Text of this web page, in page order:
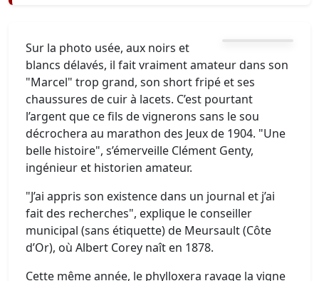
Sur la photo usée, aux noirs et
blancs délavés, il fait vraiment amateur dans son
"Marcel" trop grand, son short fripé et ses
chaussures de cuir à lacets. C’est pourtant
l’argent que ce fils de vignerons sans le sou
décrochera au marathon des Jeux de 1904. "Une
belle histoire", s’émerveille Clément Genty,
ingénieur et historien amateur.
"J’ai appris son existence dans un journal et j’ai
fait des recherches", explique le conseiller
municipal (sans étiquette) de Meursault (Côte
d’Or), où Albert Corey naît en 1878.
Cette même année, le phylloxera ravage la vigne